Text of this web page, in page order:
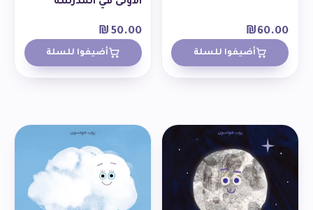
₪60.00
أضيفوا للسلة
₪ 50.00
أضيفوا للسلة